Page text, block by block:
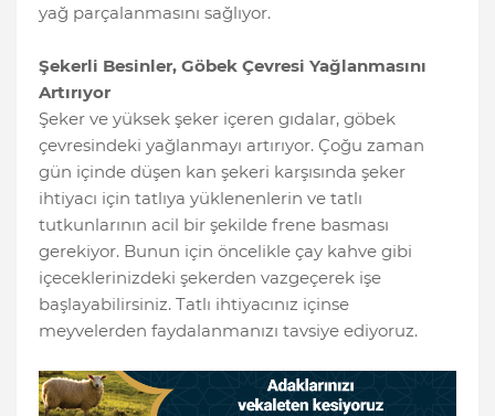
yağ parçalanmasını sağlıyor.
Şekerli Besinler, Göbek Çevresi Yağlanmasını
Artırıyor
Şeker ve yüksek şeker içeren gıdalar, göbek
çevresindeki yağlanmayı artırıyor. Çoğu zaman
gün içinde düşen kan şekeri karşısında şeker
ihtiyacı için tatlıya yüklenenlerin ve tatlı
tutkunlarının acil bir şekilde frene basması
gerekiyor. Bunun için öncelikle çay kahve gibi
içeceklerinizdeki şekerden vazgeçerek işe
başlayabilirsiniz. Tatlı ihtiyacınız içinse
meyvelerden faydalanmanızı tavsiye ediyoruz.